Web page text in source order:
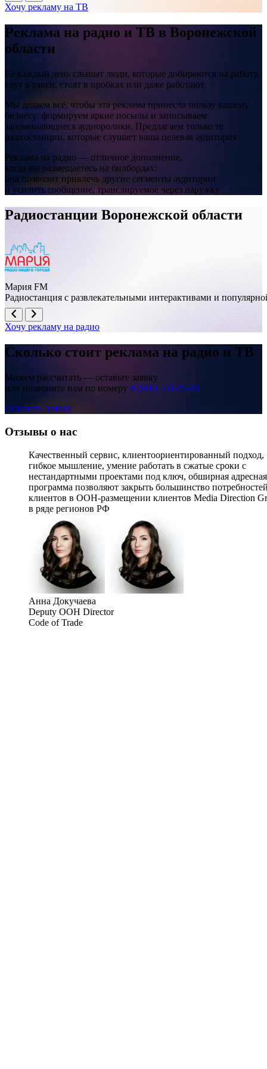
Хочу рекламу на ТВ
Реклама на радио и ТВ в Воронежской
области
Её каждый день слышат люди, которые добираются на работу,
едут в такси, стоят в пробках или даже работают.
Мы делаем всё, чтобы эта реклама принесла пользу вашему
бизнесу: формируем яркие посылы и записываем
запоминающиеся аудиоролики. Предлагаем только те
радиостанции, которые слушает ваша целевая аудитория
Реклама на радио — отличное дополнение,
когда вы размещаетесь на билбордах:
она позволит привлечь другие сегменты аудитории
и усилить сообщение, транслируемое через наружку
Радиостанции Воронежской области
Мария FM
Радиостанция с развлекательными интерактивами и
Хочу рекламу на радио
Сколько стоит реклама на радио и ТВ
Можем рассчитать — оставьте заявку
или позвоните нам по номеру 8 (800) 551-35-03
Оставить заявку
Отзывы о нас
Качественный сервис, клиентоориентированный подход,
гибкое мышление, умение работать в сжатые сроки с
нестандартными проектами под ключ, обширная адресная
программа позволяют закрыть большинство
клиентов в OOH-размещении клиентов Media Direction
в ряде регионов РФ
Анна Докучаева
Deputy OOH Director
Code of Trade